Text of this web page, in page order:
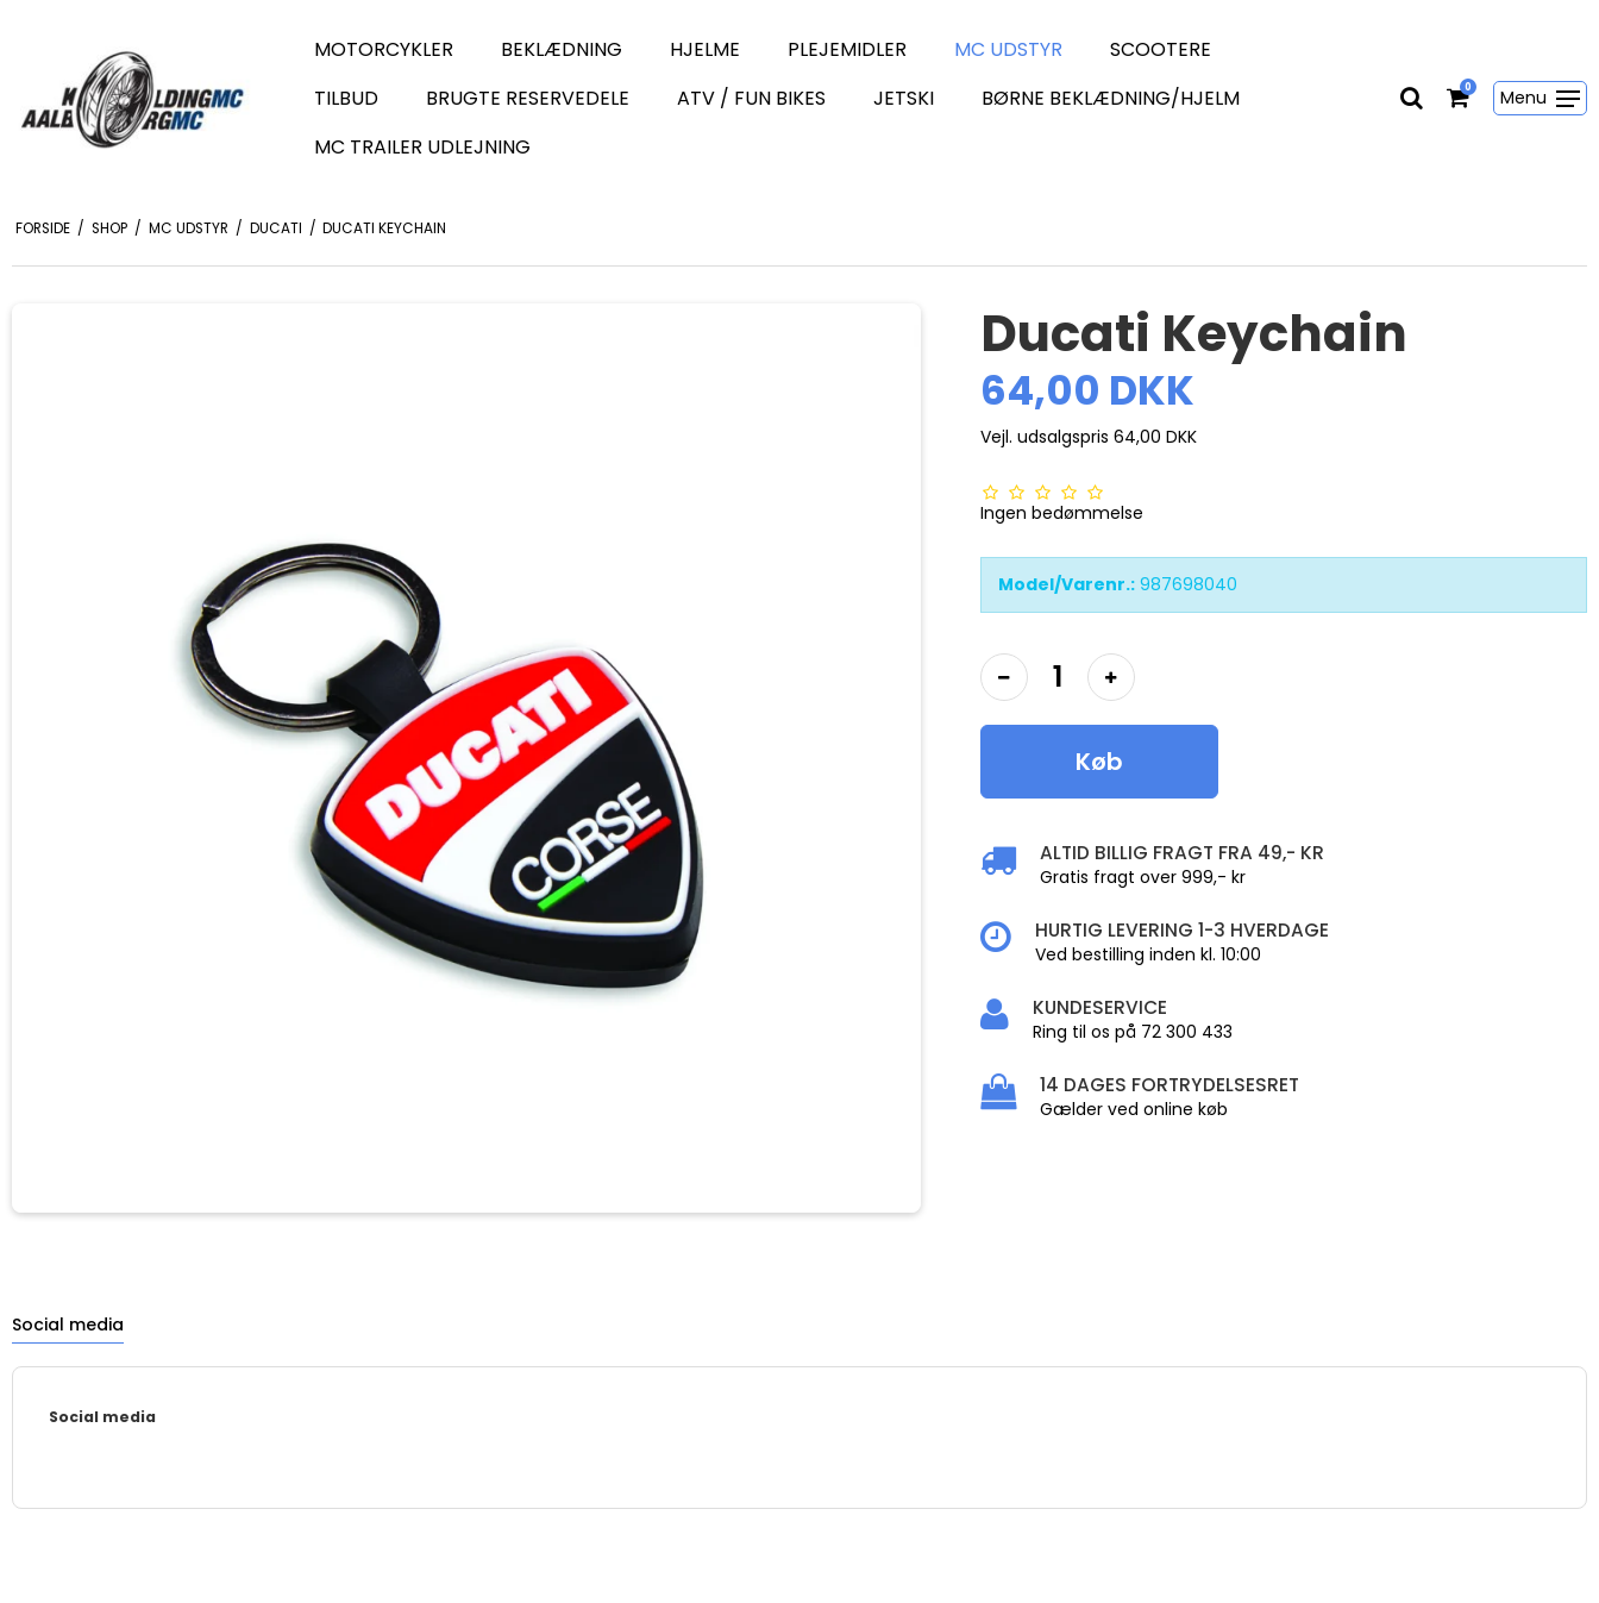
MOTORCYKLER BEKLÆDNING HJELME PLEJEMIDLER MC UDSTYR
SCOOTERE
TILBUD
BRUGTE RESERVEDELE ATV / FUN BIKES JETSKI
BØRNE BEKLÆDNING/HJELM
MC TRAILER UDLEJNING
0 Menu
FORSIDE / SHOP / MC UDSTYR / DUCATI / DUCATI KEYCHAIN
Ducati Keychain
64,00 DKK
Vejl. udsalgspris 64,00 DKK
Ingen bedømmelse
Model/Varenr.: 987698040
Køb
ALTID BILLIG FRAGT FRA 49,- KR
Gratis fragt over 999,- kr
HURTIG LEVERING 1-3 HVERDAGE
Ved bestilling inden kl. 10:00
KUNDESERVICE
Ring til os på 72 300 433
14 DAGES FORTRYDELSESRET
Gælder ved online køb
Social media
Social media